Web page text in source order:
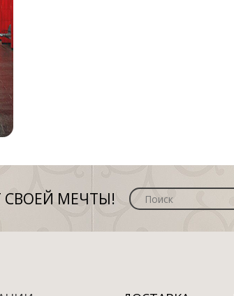
СВОЕЙ МЕЧТЫ!